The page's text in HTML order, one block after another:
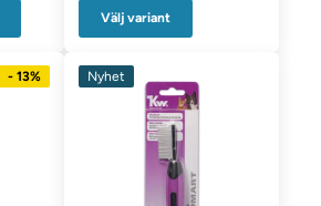
Välj variant
- 13% Nyhet